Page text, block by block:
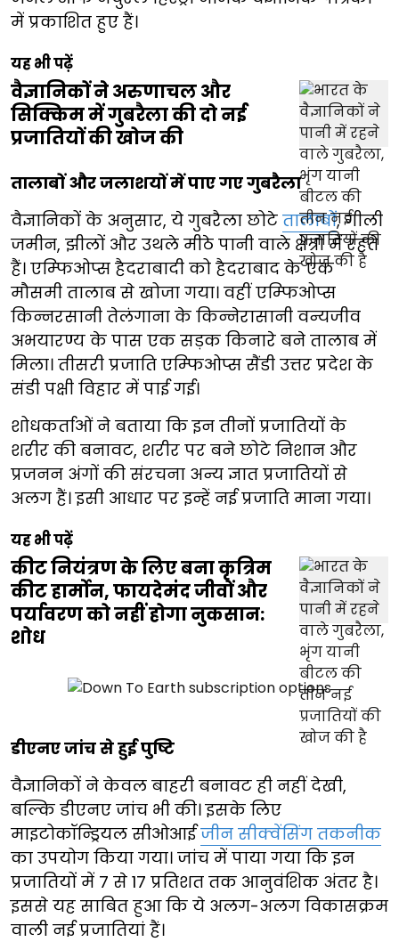
में प्रकाशित हुए हैं।
यह भी पढ़ें
वैज्ञानिकों ने अरुणाचल और
सिक्किम में गुबरैला की दो नई
प्रजातियों की खोज की
तालाबों और जलाशयों में पाए गए गुबरैला
वैज्ञानिकों के अनुसार, ये गुबरैला छोटे तालाबों, गीली
जमीन, झीलों और उथले मीठे पानी वाले क्षेत्रों में रहते
हैं। एम्फिओप्स हैदराबादी को हैदराबाद के एक
मौसमी तालाब से खोजा गया। वहीं एम्फिओप्स
किन्नरसानी तेलंगाना के किन्नेरासानी वन्यजीव
अभयारण्य के पास एक सड़क किनारे बने तालाब में
मिला। तीसरी प्रजाति एम्फिओप्स सैंडी उत्तर प्रदेश के
संडी पक्षी विहार में पाई गई।
शोधकर्ताओं ने बताया कि इन तीनों प्रजातियों के
शरीर की बनावट, शरीर पर बने छोटे निशान और
प्रजनन अंगों की संरचना अन्य ज्ञात प्रजातियों से
अलग हैं। इसी आधार पर इन्हें नई प्रजाति माना गया।
यह भी पढ़ें
कीट नियंत्रण के लिए बना कृत्रिम
कीट हार्मोन, फायदेमंद जीवों और
पर्यावरण को नहीं होगा नुकसान:
शोध
डीएनए जांच से हुई पुष्टि
वैज्ञानिकों ने केवल बाहरी बनावट ही नहीं देखी,
बल्कि डीएनए जांच भी की। इसके लिए
माइटोकॉन्ड्रियल सीओआईजीन सीक्वेंसिंग तकनीक
का उपयोग किया गया। जांच में पाया गया कि इन
प्रजातियों में 7 से 17 प्रतिशत तक आनुवंशिक अंतर है।
इससे यह साबित हुआ कि ये अलग-अलग विकासक्रम
वाली नई प्रजातियां हैं।